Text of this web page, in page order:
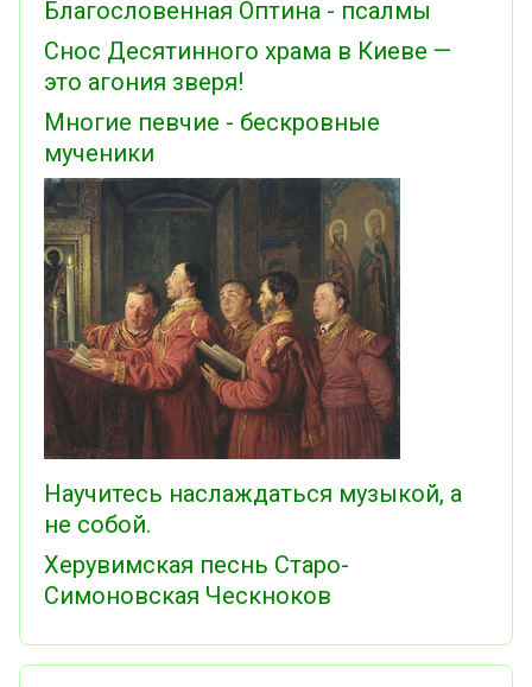
Благословенная Оптина - псалмы
Снос Десятинного храма в Киеве —
это агония зверя!
Многие певчие - бескровные
мученики
Научитесь наслаждаться музыкой, а
не собой.
Херувимская песнь Старо-
Симоновская Ческноков